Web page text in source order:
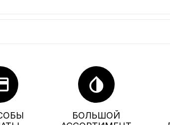
invert_colors
БОЛЬШОЙ